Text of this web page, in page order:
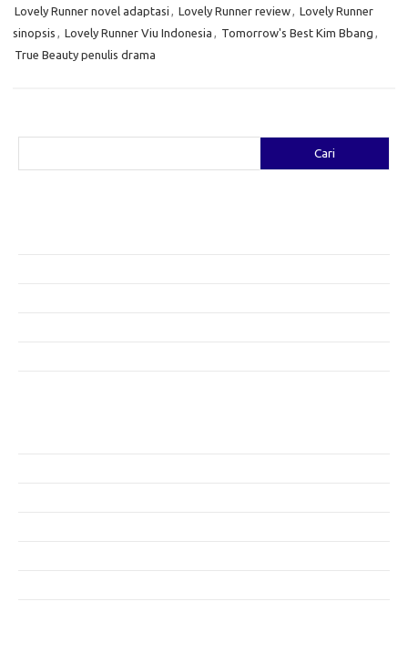
Lovely Runner novel adaptasi , Lovely Runner review, Lovely Runner
sinopsis , Lovely Runner Viu Indonesia , Tomorrow's Best Kim Bbang ,
True Beauty penulis drama
Cari